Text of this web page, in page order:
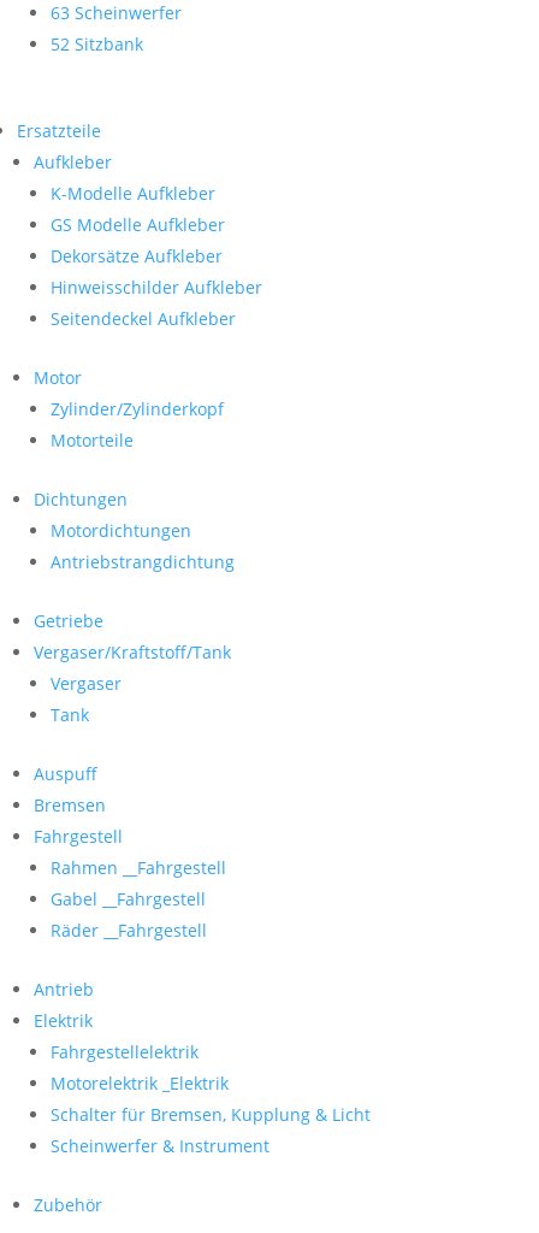
63 Scheinwerfer
52 Sitzbank
Ersatzteile
Aufkleber
K-Modelle Aufkleber
GS Modelle Aufkleber
Dekorsätze Aufkleber
Hinweisschilder Aufkleber
Seitendeckel Aufkleber
Motor
Zylinder/Zylinderkopf
Motorteile
Dichtungen
Motordichtungen
Antriebstrangdichtung
Getriebe
Vergaser/Kraftstoff/Tank
Vergaser
Tank
Auspuff
Bremsen
Fahrgestell
Rahmen __Fahrgestell
Gabel __Fahrgestell
Räder __Fahrgestell
Antrieb
Elektrik
Fahrgestellelektrik
Motorelektrik _Elektrik
Schalter für Bremsen, Kupplung & Licht
Scheinwerfer & Instrument
Zubehör